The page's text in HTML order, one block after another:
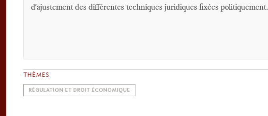
d'ajustement des différentes techniques juridiques fixées politiquement.
THÈMES
RÉGULATION ET DROIT ÉCONOMIQUE